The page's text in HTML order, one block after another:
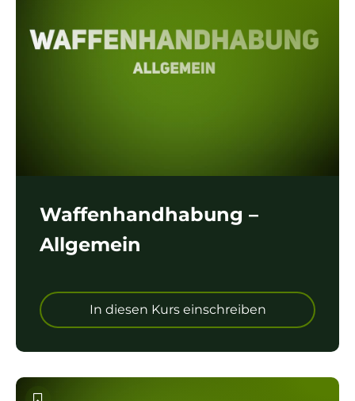
Waffenhandhabung –
Allgemein
In diesen Kurs einschreiben